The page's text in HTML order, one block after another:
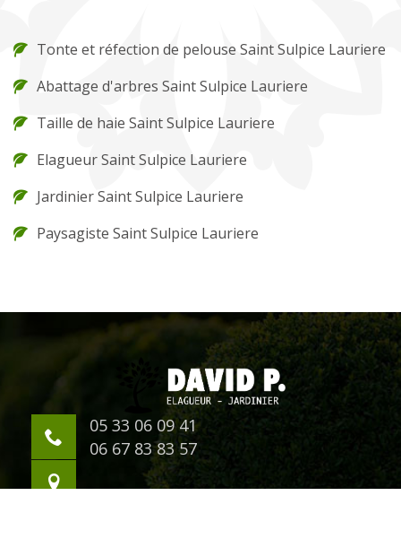
Tonte et réfection de pelouse Saint Sulpice Lauriere
Abattage d'arbres Saint Sulpice Lauriere
Taille de haie Saint Sulpice Lauriere
Elagueur Saint Sulpice Lauriere
Jardinier Saint Sulpice Lauriere
Paysagiste Saint Sulpice Lauriere
05 33 06 09 41
06 67 83 83 57